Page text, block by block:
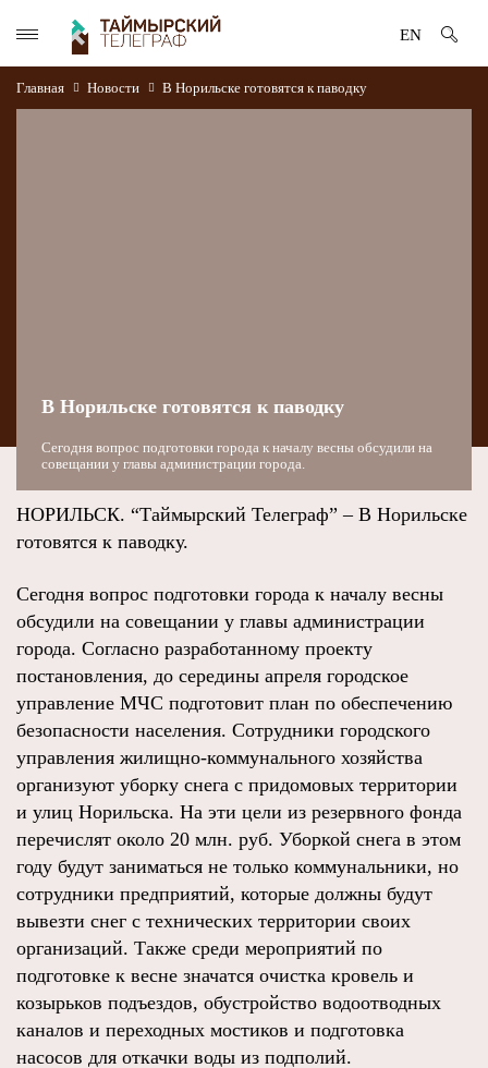
EN
Главная Новости В Норильске готовятся к паводку
В Норильске готовятся к паводку
Сегодня вопрос подготовки города к началу весны обсудили на
совещании у главы администрации города.
НОРИЛЬСК. “Таймырский Телеграф” – В Норильске
готовятся к паводку.
Сегодня вопрос подготовки города к началу весны
обсудили на совещании у главы администрации
города. Согласно разработанному проекту
постановления, до середины апреля городское
управление МЧС подготовит план по обеспечению
безопасности населения. Сотрудники городского
управления жилищно-коммунального хозяйства
организуют уборку снега с придомовых территории
и улиц Норильска. На эти цели из резервного фонда
перечислят около 20 млн. руб. Уборкой снега в этом
году будут заниматься не только коммунальники, но
сотрудники предприятий, которые должны будут
вывезти снег с технических территории своих
организаций. Также среди мероприятий по
подготовке к весне значатся очистка кровель и
козырьков подъездов, обустройство водоотводных
каналов и переходных мостиков и подготовка
насосов для откачки воды из подполий.